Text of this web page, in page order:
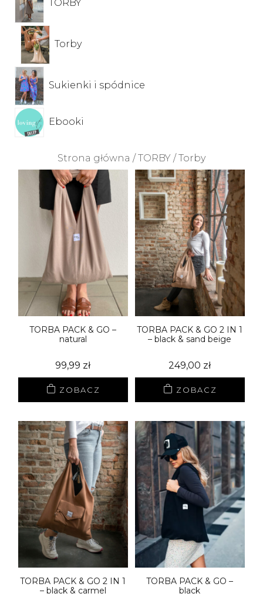
Strona główna /TORBY / Torby
TORBA PACK & GO –
natural
99,99 zł
ZOBACZ
TORBA PACK & GO 2 IN 1
– black & sand beige
249,00 zł
ZOBACZ
TORBA PACK & GO 2 IN 1
– black & carmel
TORBA PACK & GO –
black
TORBY
Torby
Sukienki i spódnice
Ebooki